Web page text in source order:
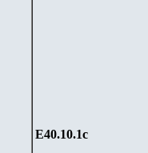
Е40.10.1c